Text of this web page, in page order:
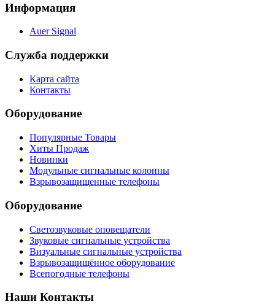
Информация
Auer Signal
Служба поддержки
Карта сайта
Контакты
Оборудование
Популярные Товары
Хиты Продаж
Новинки
Модульные сигнальные колонны
Взрывозащищенные телефоны
Оборудование
Светозвуковые оповещатели
Звуковые сигнальные устройства
Визуальные сигнальные устройства
Взрывозащищённое оборудование
Всепогодные телефоны
Наши Контакты